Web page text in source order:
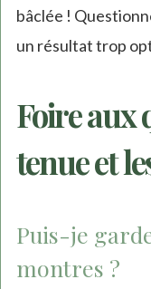
bâclée !
un résultat trop
Foire aux
tenue et
Puis-je
montres ?